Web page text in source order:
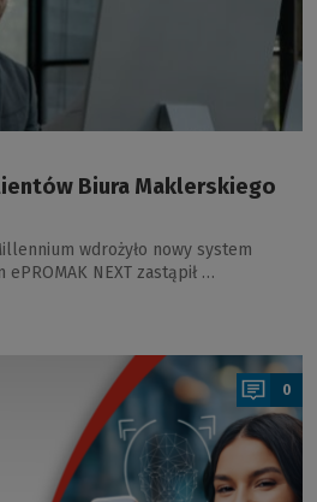
Biura Maklerskiego
wdrożyło nowy system
NEXT zastąpił …
0